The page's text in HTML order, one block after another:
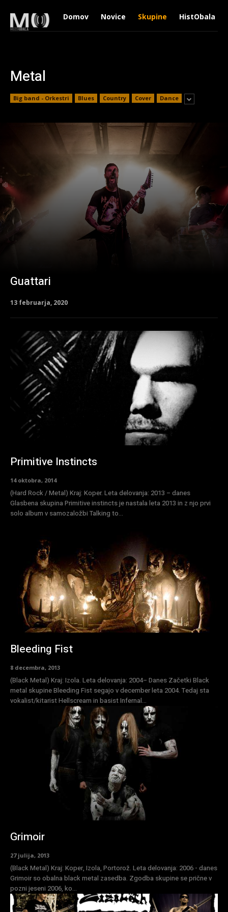
Domov Novice Skupine HistObala
Metal
Big band - Orkestri Blues Country Cover Dance
Guattari
13 februarja, 2020
Primitive Instincts
14 oktobra, 2014
(Hard Rock / Metal) Kraj: Koper. Leta delovanja: 2013 – danes
Glasbena skupina Primitive instincts je nastala leta 2013 in z njo prvi
solo album v samozaložbi Talking to...
Bleeding Fist
8 decembra, 2013
(Black Metal) Kraj: Izola. Leta delovanja: 2004– Danes Začetki Black
metal skupine Bleeding Fist segajo v december leta 2004. Tedaj sta
vokalist/kitarist Hellscream in basist Infernal...
Grimoir
27 julija, 2013
(Black Metal) Kraj: Koper, Izola, Portorož. Leta delovanja: 2006 - danes
Grimoir so obalna black metal zasedba. Zgodba skupine se prične v
pozni jeseni 2006, ko...